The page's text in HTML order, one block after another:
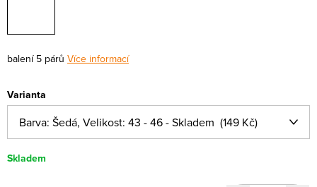
balení 5 párů Více informací
Varianta
Skladem